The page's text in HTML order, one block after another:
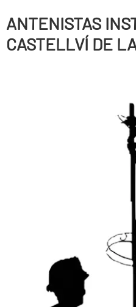
ANTENISTAS
CASTELLVÍ DE